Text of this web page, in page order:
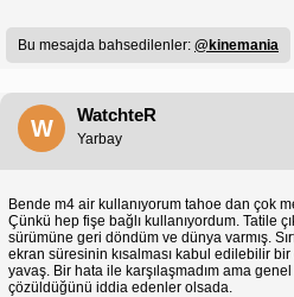
Bu mesajda bahsedilenler: @kinemania
W
WatchteR
Yarbay
Bende m4 air kullanıyorum tahoe dan çok
Çünkü hep fişe bağlı kullanıyordum. Tatile
sürümüne geri döndüm ve dünya varmış.
ekran süresinin kısalması kabul edilebilir
yavaş. Bir hata ile karşılaşmadım ama genel
çözüldüğünü iddia edenler olsada.